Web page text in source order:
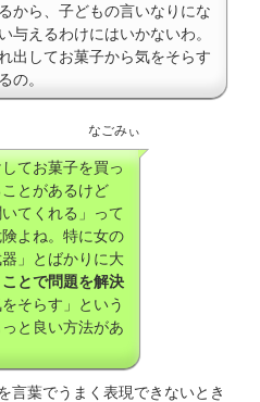
から、子どもの言いなりにな
与えるわけにはいかないわ。
出してお菓子から気をそらす
の。
なごみぃ
てお菓子を買っ
とがあるけど
てくれる」って
よね。特に女の
」とばかりに大
ことで問題を解決
そらす」という
と良い方法があ
言葉でうまく表現できないとき